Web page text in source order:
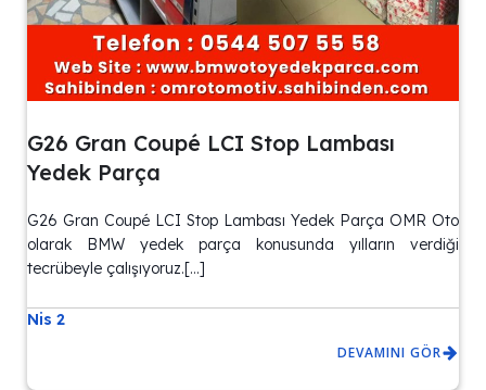
G26 Gran Coupé LCI Stop Lambası
Yedek Parça
G26 Gran Coupé LCI Stop Lambası Yedek Parça OMR Oto
olarak BMW yedek parça konusunda yılların verdiği
tecrübeyle çalışıyoruz.[…]
Nis 2
DEVAMINI GÖR